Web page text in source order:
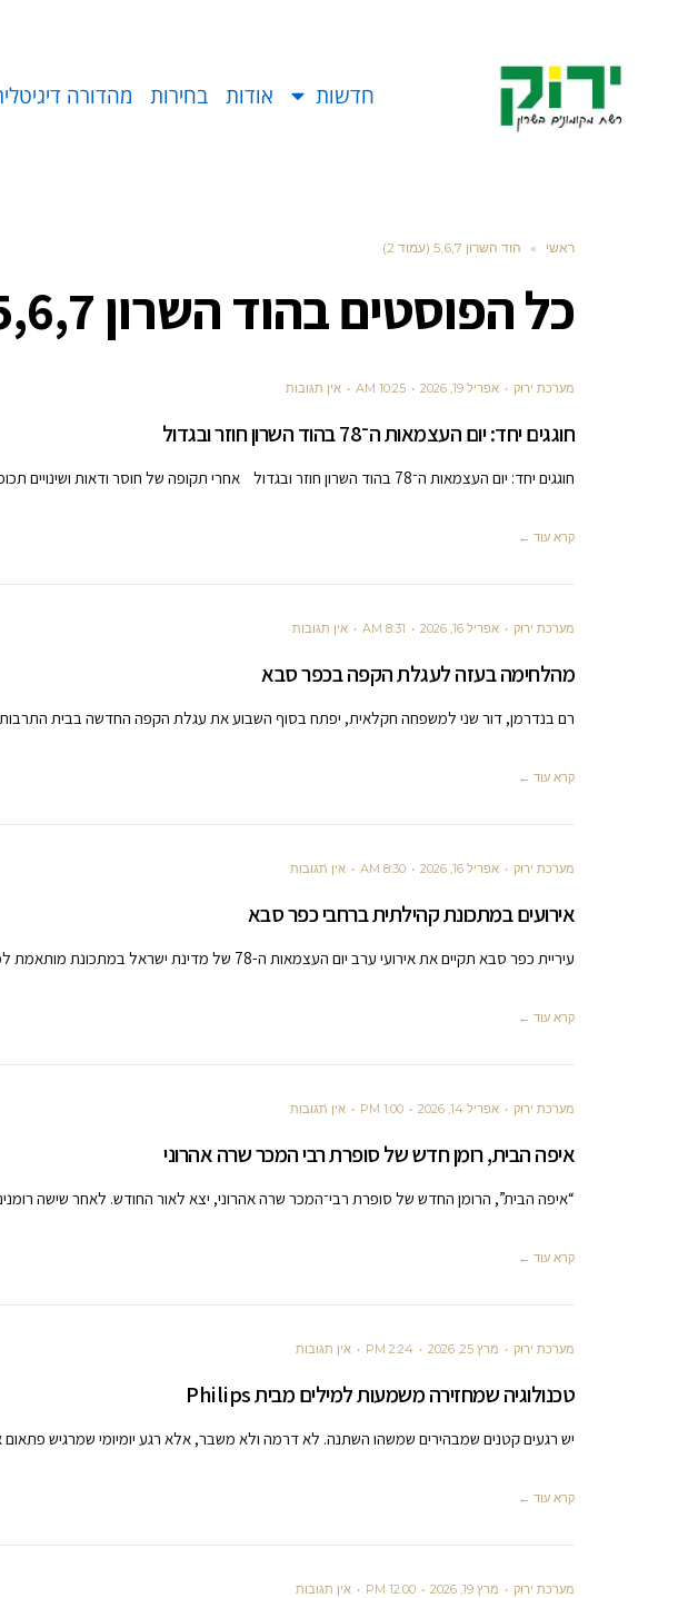
חדשות אודות בחירות מהדורה
ראשי » הוד השרון 5,6,7 (עמוד 2)
כל הפוסטים בהוד השרון 5,6,7
מערכת ירוק אפריל 19, 2026 10:25 AM אין תגובות
חוגגים יחד: יום העצמאות ה־78 בהוד השרון חוזר ובגדול
חוגגים יחד: יום העצמאות ה־78 בהוד השרון חוזר ובגדול אחרי תקופה של חוסר ודאות ושינויים תכופים, הוד השרון מתעוררת
קרא עוד ←
מערכת ירוק אפריל 16, 2026 8:31 AM אין תגובות
מהלחימה בעזה לעגלת הקפה בכפר סבא
רם בנדרמן, דור שני למשפחה חקלאית, יפתח בסוף השבוע את עגלת הקפה החדשה בבית
קרא עוד ←
מערכת ירוק אפריל 16, 2026 8:30 AM אין תגובות
אירועים במתכונת קהילתית ברחבי כפר סבא
עיריית כפר סבא תקיים את אירועי ערב יום העצמאות ה-78 של מדינת ישראל במתכונת מותאמת למצב הביטחוני ובהתאם להנחיות פיקוד
קרא עוד ←
מערכת ירוק אפריל 14, 2026 1:00 PM אין תגובות
איפה הבית, רומן חדש של סופרת רבי המכר שרה אהרוני
“איפה הבית”, הרומן החדש של סופרת רבי־המכר שרה אהרוני, יצא לאור החודש. לאחר שישה
קרא עוד ←
מערכת ירוק מרץ 25, 2026 2:24 PM אין תגובות
טכנולוגיה שמחזירה משמעות למילים מבית Philips
יש רגעים קטנים שמבהירים שמשהו השתנה. לא דרמה ולא משבר, אלא רגע יומיומי שמרגיש
קרא עוד ←
מערכת ירוק מרץ 19, 2026 12:00 PM אין תגובות